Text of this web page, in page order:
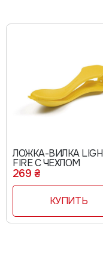
ЛОЖКА-ВИЛКА LIGHT MY
FIRE С ЧЕХЛОМ
269 ₴
КУПИТЬ